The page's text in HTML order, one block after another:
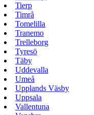
Tierp
Timrå
Tomelilla
Tranemo
Trelleborg
Tyresö
Täby
Uddevalla
Umeå
Upplands Väsby
Uppsala
Vallentuna